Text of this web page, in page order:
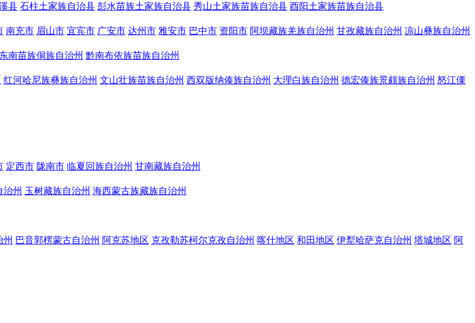
县 石柱土家族自治县 彭水苗族土家族自治县 秀山土家族苗族自治县 酉阳土家族苗族自治县
南充市 眉山市 宜宾市 广安市 达州市 雅安市 巴中市 资阳市 阿坝藏族羌族自治州 甘孜藏族自治州 凉山彝族自治州
南苗族侗族自治州 黔南布依族苗族自治州
红河哈尼族彝族自治州 文山壮族苗族自治州 西双版纳傣族自治州 大理白族自治州 德宏傣族景颇族自治州 怒江傈
定西市 陇南市 临夏回族自治州 甘南藏族自治州
治州 玉树藏族自治州 海西蒙古族藏族自治州
州 巴音郭楞蒙古自治州 阿克苏地区 克孜勒苏柯尔克孜自治州 喀什地区 和田地区 伊犁哈萨克自治州 塔城地区 阿